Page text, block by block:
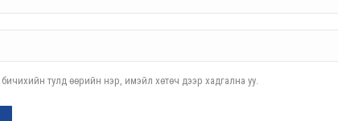
бичихийн тулд өөрийн нэр, имэйл хөтөч дээр хадгална уу.